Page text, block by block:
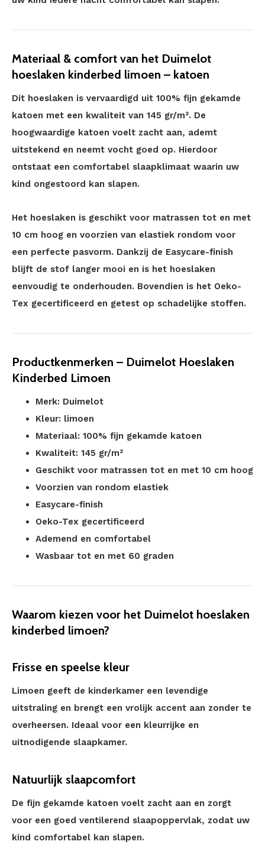
Materiaal & comfort van het Duimelot
hoeslaken kinderbed limoen – katoen
Dit hoeslaken is vervaardigd uit 100% fijn gekamde
katoen met een kwaliteit van 145 gr/m². De
hoogwaardige katoen voelt zacht aan, ademt
uitstekend en neemt vocht goed op. Hierdoor
ontstaat een comfortabel slaapklimaat waarin uw
kind ongestoord kan slapen.
Het hoeslaken is geschikt voor matrassen tot en met
10 cm hoog en voorzien van elastiek rondom voor
een perfecte pasvorm. Dankzij de Easycare-finish
blijft de stof langer mooi en is het hoeslaken
eenvoudig te onderhouden. Bovendien is het Oeko-
Tex gecertificeerd en getest op schadelijke stoffen.
Productkenmerken – Duimelot Hoeslaken
Kinderbed Limoen
Merk: Duimelot
Kleur: limoen
Materiaal: 100% fijn gekamde katoen
Kwaliteit: 145 gr/m²
Geschikt voor matrassen tot en met 10 cm hoog
Voorzien van rondom elastiek
Easycare-finish
Oeko-Tex gecertificeerd
Ademend en comfortabel
Wasbaar tot en met 60 graden
Waarom kiezen voor het Duimelot hoeslaken
kinderbed limoen?
Frisse en speelse kleur
Limoen geeft de kinderkamer een levendige
uitstraling en brengt een vrolijk accent aan zonder te
overheersen. Ideaal voor een kleurrijke en
uitnodigende slaapkamer.
Natuurlijk slaapcomfort
De fijn gekamde katoen voelt zacht aan en zorgt
voor een goed ventilerend slaapoppervlak, zodat uw
kind comfortabel kan slapen.